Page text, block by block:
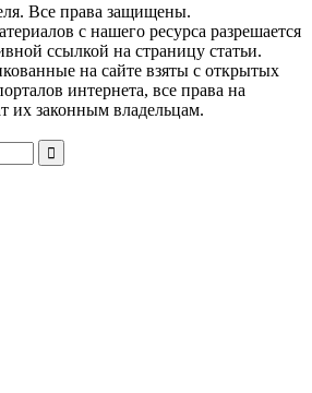
Все права защищены.
с нашего ресурса разрешается
ссылкой на страницу статьи.
на сайте взяты с открытых
интернета, все права на
их законным владельцам.